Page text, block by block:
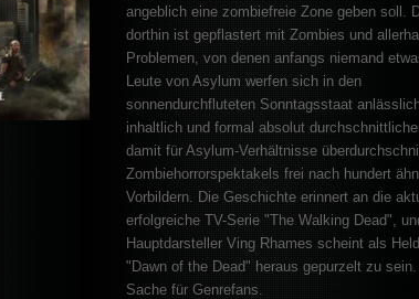
angeblich eine zombiefreie Zone geben soll.
dorthin ist gepflastert mit Zombies und
Problemen, von denen anfangs niemand
Leute von Asylum werfen sich in den
sonnendurchfluteten Sonntagsstaat
inhaltlich und formal absolut
damit für Asylum-Verhältnisse
Zombiehorrorspektakels frei nach hundert
Vorbildern. Die Geschichte erinnert an die
erfolgreiche TV-Serie "The Walking Dead",
Hauptdarsteller Ving Rhames scheint als
"Dawn of the Dead" heraus gepurzelt zu sein.
Sache für Genrefans.